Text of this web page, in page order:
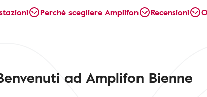
Perché scegliere Amplifon Recensioni
ad Amplifon Bienne